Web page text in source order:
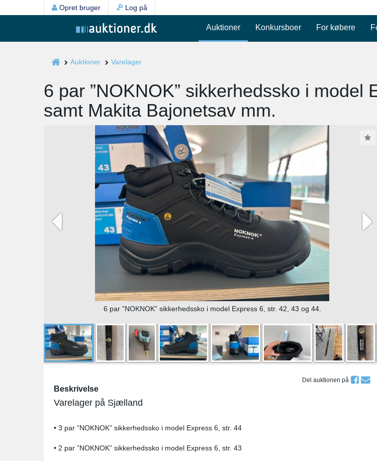
Opret bruger Log på
Auktioner Konkursboer For købere
Auktioner Varelager
6 par ”NOKNOK” sikkerhedssko i model
samt Makita Bajonetsav mm.
6 par ”NOKNOK” sikkerhedssko i model Express 6, str. 42, 43 og 44.
Del auktionen på
Beskrivelse
Varelager på Sjælland
• 3 par ”NOKNOK” sikkerhedssko i model Express 6, str. 44
• 2 par ”NOKNOK” sikkerhedssko i model Express 6, str. 43